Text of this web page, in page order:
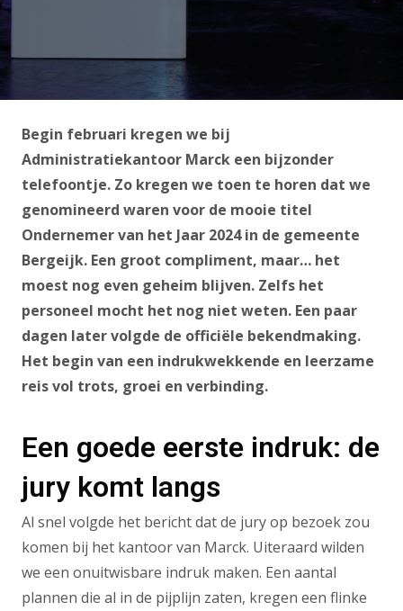
Begin februari kregen we bij
Administratiekantoor Marck een bijzonder
telefoontje. Zo kregen we toen te horen dat we
genomineerd waren voor de mooie titel
Ondernemer van het Jaar 2024 in de gemeente
Bergeijk. Een groot compliment, maar… het
moest nog even geheim blijven. Zelfs het
personeel mocht het nog niet weten. Een paar
dagen later volgde de officiële bekendmaking.
Het begin van een indrukwekkende en leerzame
reis vol trots, groei en verbinding.
Een goede eerste indruk: de
jury komt langs
Al snel volgde het bericht dat de jury op bezoek zou
komen bij het kantoor van Marck. Uiteraard wilden
we een onuitwisbare indruk maken. Een aantal
plannen die al in de pijplijn zaten, kregen een flinke